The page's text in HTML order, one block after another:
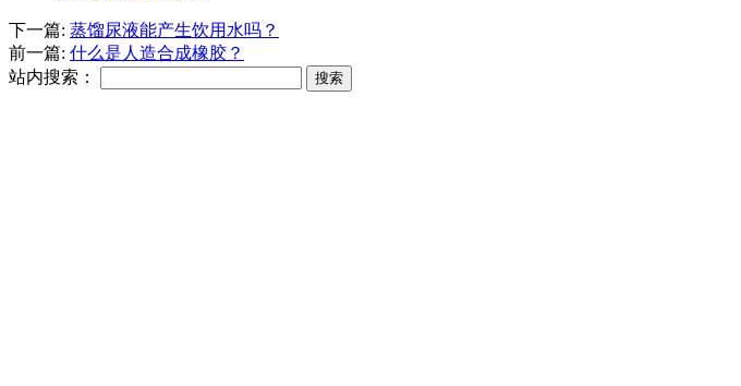
下一篇: 蒸馏尿液能产生饮用水吗？
前一篇: 什么是人造合成橡胶？
站内搜索：